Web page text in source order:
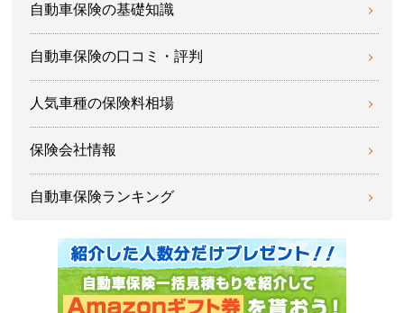
自動車保険の基礎知識
自動車保険の口コミ・評判
人気車種の保険料相場
保険会社情報
自動車保険ランキング